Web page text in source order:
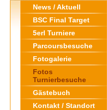
News / Aktuell
BSC Final Target
5erl Turniere
Parcoursbesuche
Fotogalerie
Fotos
Turnierbesuche
Gästebuch
Kontakt / Standort